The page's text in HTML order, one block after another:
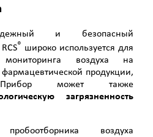
и безопасный
® широко используется для
мониторинга воздуха на
продукции,
может также
загрязненность
воздуха